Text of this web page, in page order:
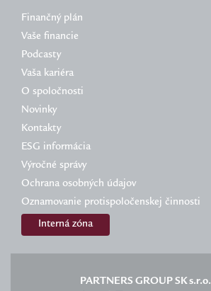
Finančný plán
Vaše financie
Podcasty
Vaša kariéra
O spoločnosti
Novinky
Kontakty
ESG informácia
Výročné správy
Ochrana osobných údajov
Oznamovanie protispoločenskej činnosti
Interná zóna
PARTNERS GROUP SK s.r.o.